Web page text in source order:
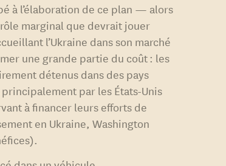
à l’élaboration de ce plan — alors
marginal que devrait jouer
l’Ukraine dans son marché
une grande partie du coût : les
détenus dans des pays
par les États-Unis
à financer leurs efforts de
en Ukraine, Washington